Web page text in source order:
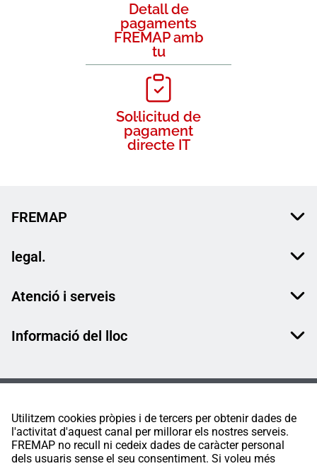
Utilitzem cookies pròpies i de tercers per obtenir dades de
l'activitat d'aquest canal per millorar els nostres serveis.
FREMAP no recull ni cedeix dades de caràcter personal
dels usuaris sense el seu consentiment. Si voleu més
Detall de
pagaments
FREMAP amb
tu
Sol·licitud de
pagament
directe IT
FREMAP
legal.
Atenció i serveis
Informació del lloc